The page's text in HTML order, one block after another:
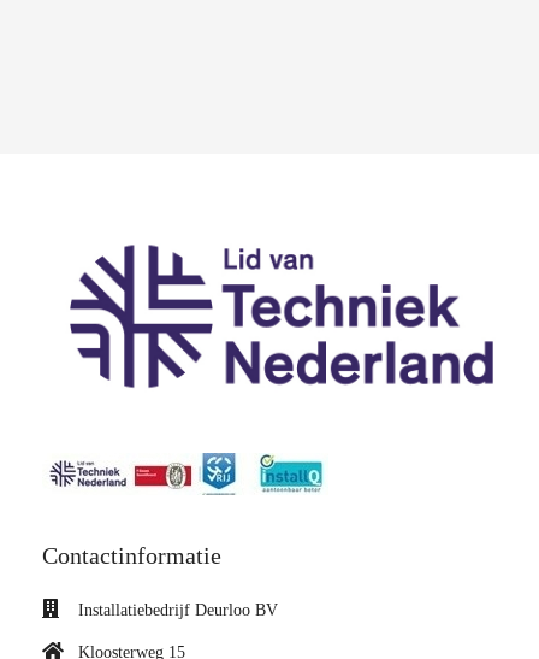
Contactinformatie
Installatiebedrijf Deurloo BV
Kloosterweg 15